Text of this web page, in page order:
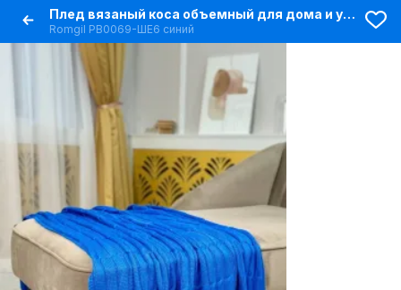
Плед вязаный коса объемный для дома и уюта
Romgil РВ0069-ШЕ6 синий